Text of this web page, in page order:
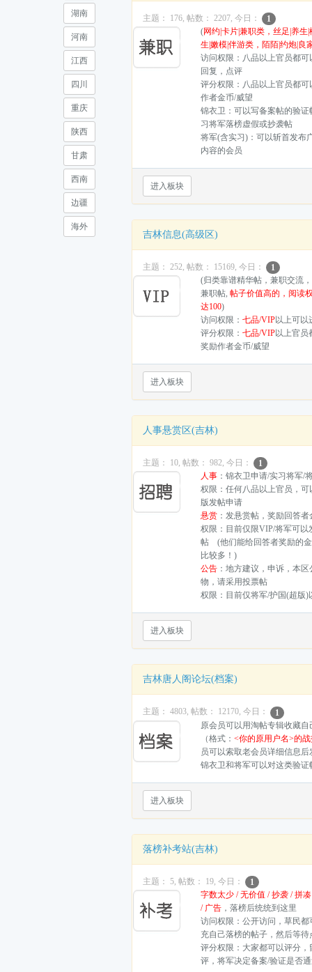
湖南
河南
江西
四川
重庆
陕西
甘肃
西南
边疆
海外
主题： 176, 帖数： 2207, 今日：
1
(网约|卡片|兼职类，丝足|养生
生|嫩模|伴游类，陌陌|约炮|良
访问权限：八品以上官员都可
回复，点评
评分权限：八品以上官员都可
作者金币/威望
锦衣卫：可以写备案帖的验证
习将军落榜虚假或抄袭帖
将军(含实习)：可以斩首发布
内容的会员
进入板块
吉林信息(高级区)
主题： 252, 帖数： 15169, 今日：
1
(归类靠谱精华帖，兼职交流
兼职帖,帖子价值高的，阅读
达100)
访问权限：七品/VIP以上可以
评分权限：七品/VIP以上官员
奖励作者金币/威望
进入板块
人事悬赏区(吉林)
主题： 10, 帖数： 982, 今日：
1
人事 ：锦衣卫申请/实习将军/
权限：任何八品以上官员，可
版发帖申请
悬赏 ：发悬赏帖，奖励回答
权限：目前仅限VIP/将军可以
帖 (他们能给回答者奖励的
比较多！)
公告 ：地方建议，申诉，本
物，请采用投票帖
权限：目前仅将军/护国(超版)
进入板块
吉林唐人阁论坛(档案)
主题： 4803, 帖数： 12170, 今日：
1
原会员可以用淘帖专辑收藏自
（格式：<你的原用户名>的
员可以索取老会员详细信息后
锦衣卫和将军可以对这类验证
进入板块
落榜补考站(吉林)
主题： 5, 帖数： 19, 今日：
1
字数太少 / 无价值 / 抄袭 / 拼
/ 广告 ，落榜后统统到这里
访问权限：公开访问，草民都
充自己落榜的帖子，然后等待
评分权限：大家都可以评分，
评，将军决定备案/验证是否